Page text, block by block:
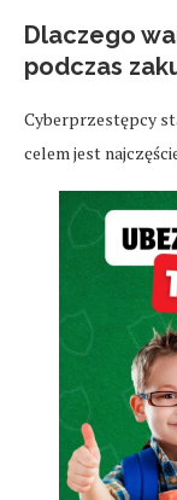
Dlaczego
podczas
Cyberprzestępcy
celem jest